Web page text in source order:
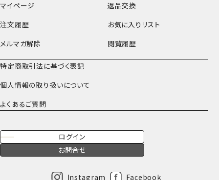
マイページ
返品交換
注文履歴
お気に入りリスト
メルマガ解除
閲覧履歴
特定商取引法に基づく表記
個人情報の取り扱いについて
よくあるご質問
ログイン
お問合せ
Instagram Facebook